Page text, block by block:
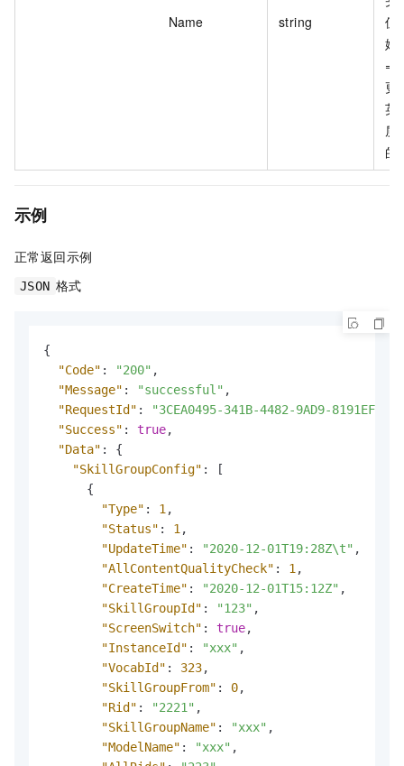
Name string
值
姓
更
英
质
的
示例
正常返回示例
JSON 格式
{
"Code" : "200" ,
"Message" : "successful" ,
"RequestId" :
"3CEA0495-341B-4482-9AD9-
"Success" : true,
"Data" :
{
"SkillGroupConfig" :
[
{
"Type" : 1,
"Status" : 1,
"UpdateTime" : "2020-12-01T19:28Z\t" ,
"AllContentQualityCheck" : 1,
"CreateTime" : "2020-12-01T15:12Z" ,
"SkillGroupId" : "123" ,
"ScreenSwitch" : true,
"InstanceId" : "xxx" ,
"VocabId" : 323,
"SkillGroupFrom" : 0,
"Rid" : "2221" ,
"SkillGroupName" : "xxx" ,
"ModelName" : "xxx" ,